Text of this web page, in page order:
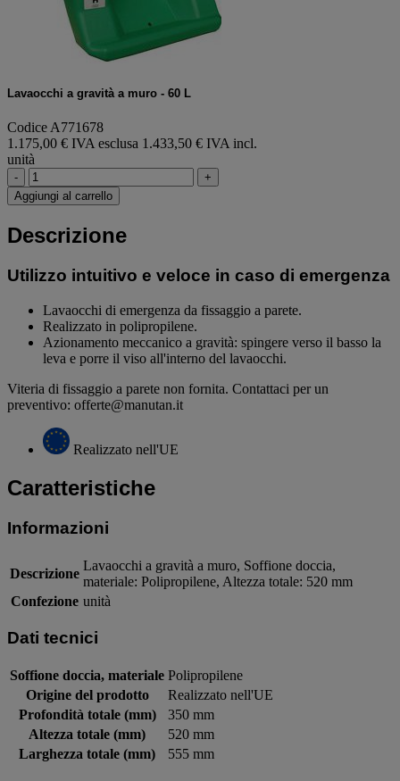
Lavaocchi a gravità a muro - 60 L
Codice A771678
1.175,00 € IVA esclusa 1.433,50 € IVA incl.
unità
-
+
Aggiungi al carrello
Descrizione
Utilizzo intuitivo e veloce in caso di emergenza
Lavaocchi di emergenza da fissaggio a parete.
Realizzato in polipropilene.
Azionamento meccanico a gravità: spingere verso il basso la
leva e porre il viso all'interno del lavaocchi.
Viteria di fissaggio a parete non fornita. Contattaci per un
preventivo: offerte@manutan.it
Realizzato nell'UE
Caratteristiche
Informazioni
Descrizione
Lavaocchi a gravità a muro, Soffione doccia,
materiale: Polipropilene, Altezza totale: 520 mm
Confezione unità
Dati tecnici
Soffione doccia, materiale Polipropilene
Origine del prodotto
Realizzato nell'UE
Profondità totale (mm)
350 mm
Altezza totale (mm)
520 mm
Larghezza totale (mm)
555 mm